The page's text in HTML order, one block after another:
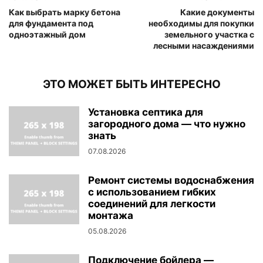
Как выбрать марку бетона
для фундамента под
одноэтажный дом
Какие документы
необходимы для покупки
земельного участка с
лесными насаждениями
ЭТО МОЖЕТ БЫТЬ ИНТЕРЕСНО
Установка септика для
загородного дома — что нужно
знать
07.08.2026
Ремонт системы водоснабжения
с использованием гибких
соединений для легкости
монтажа
05.08.2026
Подключение бойлера —